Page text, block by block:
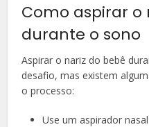
Como aspirar o
durante o sono
Aspirar o nariz do bebê
desafio, mas existem
o processo:
Use um aspirador